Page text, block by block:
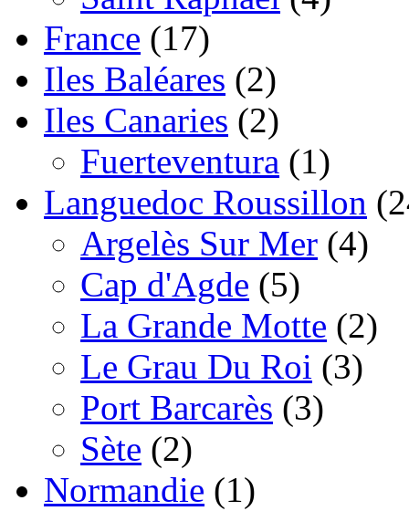
France (17)
Iles Baléares (2)
Iles Canaries (2)
Fuerteventura (1)
Languedoc Roussillon
Argelès Sur Mer (4)
Cap d'Agde (5)
La Grande Motte (2)
Le Grau Du Roi (3)
Port Barcarès (3)
Sète (2)
Normandie (1)